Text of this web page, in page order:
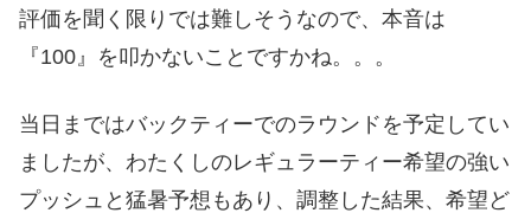
評価を聞く限りでは難しそうなので、本音は
『100』を叩かないことですかね。。。
当日まではバックティーでのラウンドを予定してい
ましたが、わたくしのレギュラーティー希望の強い
プッシュと猛暑予想もあり、調整した結果、希望ど